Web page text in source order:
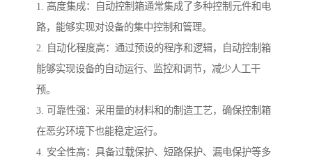
1. 高度集成：自动控制箱通常集成了多种控制元件和电
路，能够实现对设备的集中控制和管理。
2. 自动化程度高：通过预设的程序和逻辑，自动控制箱
能够实现设备的自动运行、监控和调节，减少人工干
预。
3. 可靠性强：采用量的材料和的制造工艺，确保控制箱
在恶劣环境下也能稳定运行。
4. 安全性高：具备过载保护、短路保护、漏电保护等多